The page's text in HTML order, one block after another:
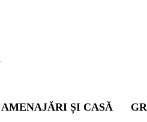
AMENAJĂRI ȘI CASĂ